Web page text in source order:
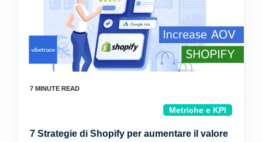
Metriche e KPI
7 Strategie di Shopify per aumentare il valore